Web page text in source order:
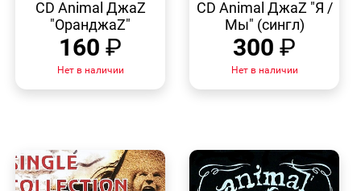
CD Animal ДжаZ
"ОранджаZ"
160 ₽
Нет в наличии
CD Animal ДжаZ "Я /
Мы" (сингл)
300 ₽
Нет в наличии